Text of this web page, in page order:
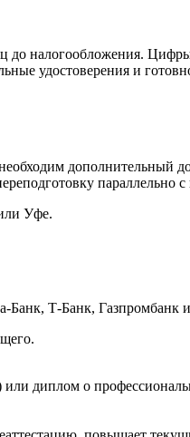
налогообложения.
удостоверения и
дополнительный
параллельно с
Уфе.
Банк, Т-Банк, Газпромбанк
диплом о